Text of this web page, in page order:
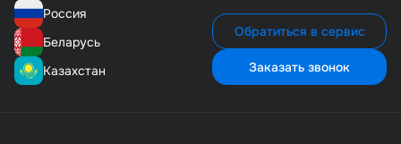
Россия
Беларусь
Казахстан
Обратиться в сервис
Заказать звонок